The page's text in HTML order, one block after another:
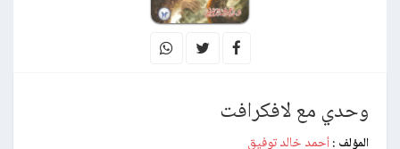
وحدي مع لافكرافت
المؤلف : أحمد خالد توفيق